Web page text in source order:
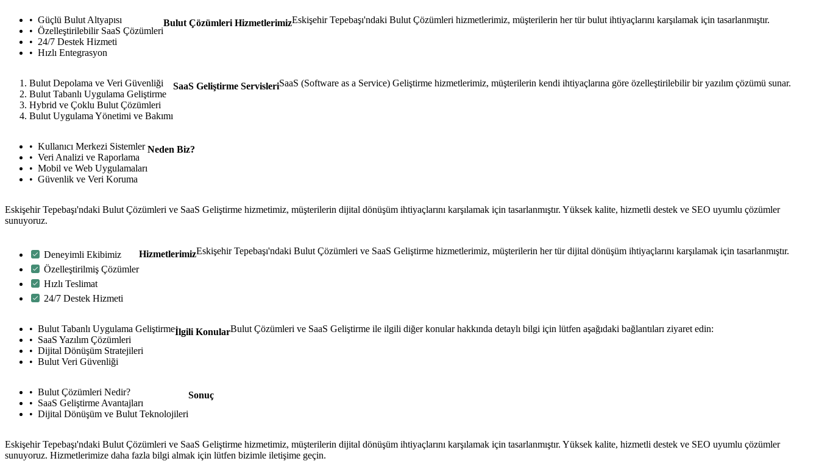
Güçlü Bulut Altyapısı
Özelleştirilebilir SaaS Çözümleri
24/7 Destek Hizmeti
Hızlı Entegrasyon
Bulut Çözümleri HizmetlerimizEskişehir Tepebaşı'ndaki Bulut Çözümleri hizmetlerimiz, müşterilerin her tür bulut ihtiyaçlarını karşılamak için tasarlanmıştır.
Bulut Depolama ve Veri Güvenliği
Bulut Tabanlı Uygulama Geliştirme
Hybrid ve Çoklu Bulut Çözümleri
Bulut Uygulama Yönetimi ve Bakımı
SaaS Geliştirme ServisleriSaaS (Software as a Service) Geliştirme hizmetlerimiz, müşterilerin kendi ihtiyaçlarına göre özelleştirilebilir bir yazılım çözümü sunar.
Kullanıcı Merkezi Sistemler
Veri Analizi ve Raporlama
Mobil ve Web Uygulamaları
Güvenlik ve Veri Koruma
Neden Biz?
Eskişehir Tepebaşı'ndaki Bulut Çözümleri ve SaaS Geliştirme hizmetimiz, müşterilerin dijital dönüşüm ihtiyaçlarını karşılamak için tasarlanmıştır. Yüksek kalite, hizmetli destek ve SEO uyumlu çözümler
sunuyoruz.
Deneyimli Ekibimiz
Özelleştirilmiş Çözümler
Hızlı Teslimat
24/7 Destek Hizmeti
HizmetlerimizEskişehir Tepebaşı'ndaki Bulut Çözümleri ve SaaS Geliştirme hizmetlerimiz, müşterilerin her tür dijital dönüşüm ihtiyaçlarını karşılamak için tasarlanmıştır.
Bulut Tabanlı Uygulama Geliştirme
SaaS Yazılım Çözümleri
Dijital Dönüşüm Stratejileri
Bulut Veri Güvenliği
İlgili KonularBulut Çözümleri ve SaaS Geliştirme ile ilgili diğer konular hakkında detaylı bilgi için lütfen aşağıdaki bağlantıları ziyaret edin:
Bulut Çözümleri Nedir?
SaaS Geliştirme Avantajları
Dijital Dönüşüm ve Bulut Teknolojileri
Sonuç
Eskişehir Tepebaşı'ndaki Bulut Çözümleri ve SaaS Geliştirme hizmetimiz, müşterilerin dijital dönüşüm ihtiyaçlarını karşılamak için tasarlanmıştır. Yüksek kalite, hizmetli destek ve SEO uyumlu çözümler
sunuyoruz. Hizmetlerimize daha fazla bilgi almak için lütfen bizimle iletişime geçin.